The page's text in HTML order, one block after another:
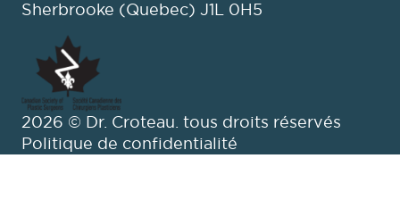
Sherbrooke (Quebec) J1L 0H5
2026 © Dr. Croteau. tous droits réservés
Politique de confidentialité